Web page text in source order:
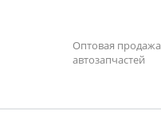
Оптовая продажа
автозапчастей